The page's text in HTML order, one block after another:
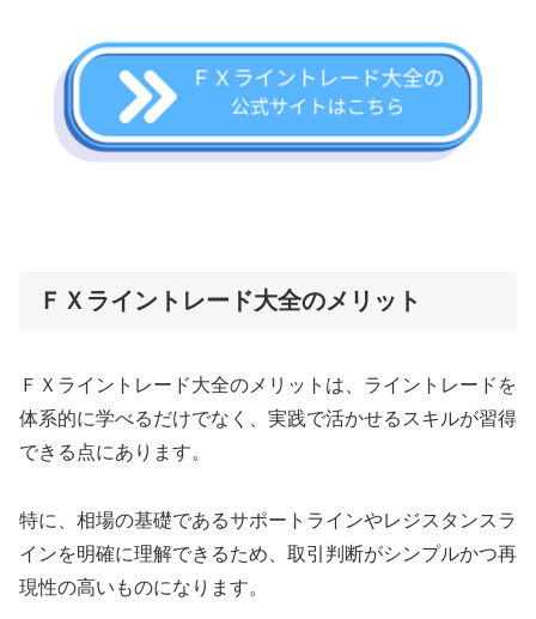
ＦＸライントレード大全のメリット
ＦＸライントレード大全のメリットは、ライントレードを
体系的に学べるだけでなく、実践で活かせるスキルが習得
できる点にあります。
特に、相場の基礎であるサポートラインやレジスタンスラ
インを明確に理解できるため、取引判断がシンプルかつ再
現性の高いものになります。